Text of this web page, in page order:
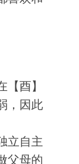
【酉】
，因此
立自主
父母的